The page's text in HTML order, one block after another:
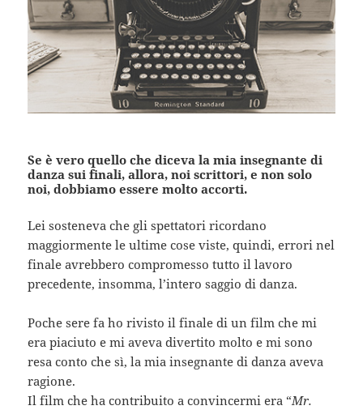
Se è vero quello che diceva la mia insegnante di
danza sui finali, allora, noi scrittori, e non solo
noi, dobbiamo essere molto accorti.
Lei sosteneva che gli spettatori ricordano
maggiormente le ultime cose viste, quindi, errori nel
finale avrebbero compromesso tutto il lavoro
precedente, insomma, l’intero saggio di danza.
Poche sere fa ho rivisto il finale di un film che mi
era piaciuto e mi aveva divertito molto e mi sono
resa conto che sì, la mia insegnante di danza aveva
ragione.
Il film che ha contribuito a convincermi era “Mr.